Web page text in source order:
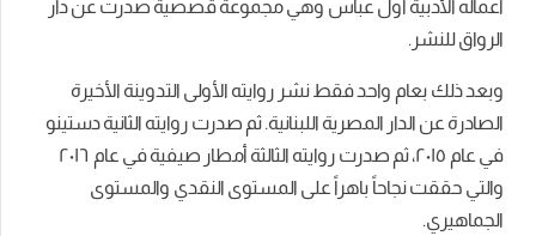
أعماله الأدبية أول عباس وهي مجموعة قصصية صدرت عن دار
الرواق للنشر.
وبعد ذلك بعام واحد فقط نشر روايته الأولى التدوينة الأخيرة
الصادرة عن الدار المصرية اللبنانية. ثم صدرت روايته الثانية دستينو
في عام ٢۰١٥، ثم صدرت روايته الثالثة أمطار صيفية في عام ٢۰١٦
والتي حققت نجاحاً باهراً على المستوى النقدي والمستوى
الجماهيري.